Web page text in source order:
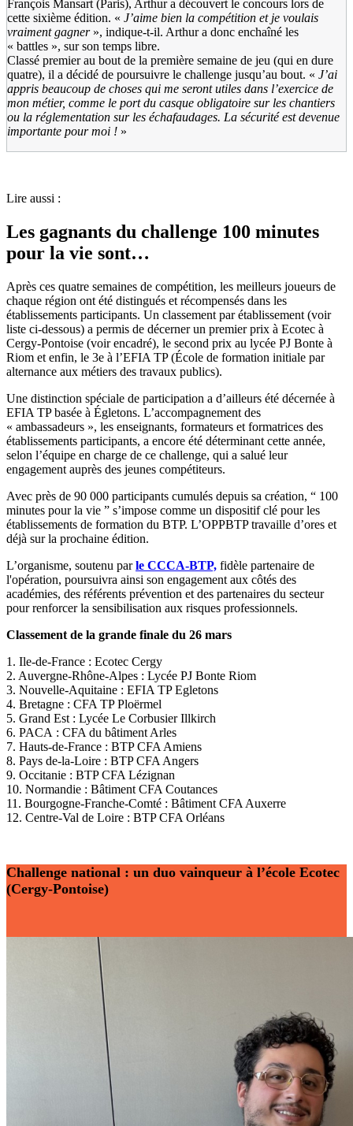
François Mansart (Paris), Arthur a découvert le concours lors de
cette sixième édition. « J’aime bien la compétition et je voulais
vraiment gagner», indique-t-il. Arthur a donc enchaîné les
« battles », sur son temps libre.
Classé premier au bout de la première semaine de jeu (qui en dure
quatre), il a décidé de poursuivre le challenge jusqu’au bout. « J’ai
appris beaucoup de choses qui me seront utiles dans l’exercice de
mon métier, comme le port du casque obligatoire sur les chantiers
ou la réglementation sur les échafaudages. La sécurité est devenue
importante pour moi ! »
Lire aussi :
Les gagnants du challenge 100 minutes
pour la vie sont…
Après ces quatre semaines de compétition, les meilleurs joueurs de
chaque région ont été distingués et récompensés dans les
établissements participants. Un classement par établissement (voir
liste ci-dessous) a permis de décerner un premier prix à Ecotec à
Cergy-Pontoise (voir encadré), le second prix au lycée PJ Bonte à
Riom et enfin, le 3e à l’EFIA TP (École de formation initiale par
alternance aux métiers des travaux publics).
Une distinction spéciale de participation a d’ailleurs été décernée à
EFIA TP basée à Égletons. L’accompagnement des
« ambassadeurs », les enseignants, formateurs et formatrices des
établissements participants, a encore été déterminant cette année,
selon l’équipe en charge de ce challenge, qui a salué leur
engagement auprès des jeunes compétiteurs.
Avec près de 90 000 participants cumulés depuis sa création, “ 100
minutes pour la vie ” s’impose comme un dispositif clé pour les
établissements de formation du BTP. L’OPPBTP travaille d’ores et
déjà sur la prochaine édition.
L’organisme, soutenu parle CCCA-BTP, fidèle partenaire de
l'opération, poursuivra ainsi son engagement aux côtés des
académies, des référents prévention et des partenaires du secteur
pour renforcer la sensibilisation aux risques professionnels.
Classement de la grande finale du 26 mars
1. Ile-de-France : Ecotec Cergy
2. Auvergne-Rhône-Alpes : Lycée PJ Bonte Riom
3. Nouvelle-Aquitaine : EFIA TP Egletons
4. Bretagne : CFA TP Ploërmel
5. Grand Est : Lycée Le Corbusier Illkirch
6. PACA : CFA du bâtiment Arles
7. Hauts-de-France : BTP CFA Amiens
8. Pays de-la-Loire : BTP CFA Angers
9. Occitanie : BTP CFA Lézignan
10. Normandie : Bâtiment CFA Coutances
11. Bourgogne-Franche-Comté : Bâtiment CFA Auxerre
12. Centre-Val de Loire : BTP CFA Orléans
Challenge national : un duo vainqueur à l’école Ecotec
(Cergy-Pontoise)